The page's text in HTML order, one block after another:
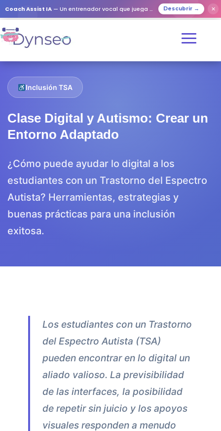
Coach Assist IA — Un entrenador vocal que juega con tus seres queridos Descubrir → ✕
Inclusión TSA
Clase Digital y Autismo: Crear un
Entorno Adaptado
¿Cómo puede ayudar lo digital a los
estudiantes con un Trastorno del Espectro
Autista? Herramientas, estrategias y
buenas prácticas para una inclusión
exitosa.
Los estudiantes con un Trastorno
del Espectro Autista (TSA)
pueden encontrar en lo digital un
aliado valioso. La previsibilidad
de las interfaces, la posibilidad
de repetir sin juicio y los apoyos
visuales responden a menudo